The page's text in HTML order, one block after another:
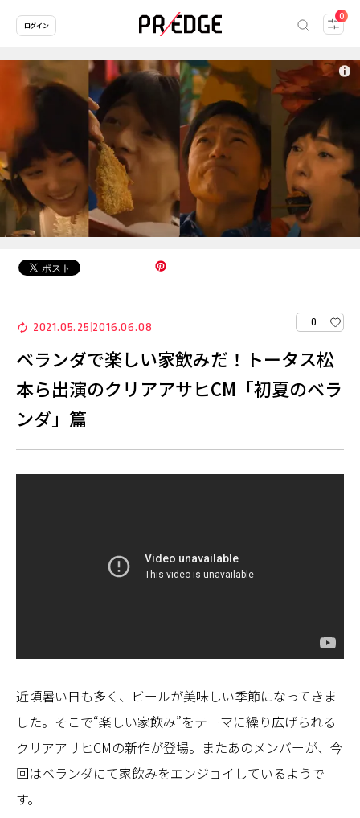
0
ログイン
2021.05.25 2016.06.08 0
ベランダで楽しい家飲みだ！トータス松
本ら出演のクリアアサヒCM「初夏のベラ
ンダ」篇
近頃暑い日も多く、ビールが美味しい季節になってきま
した。そこで“楽しい家飲み”をテーマに繰り広げられる
クリアアサヒCMの新作が登場。またあのメンバーが、今
回はベランダにて家飲みをエンジョイしているようで
す。